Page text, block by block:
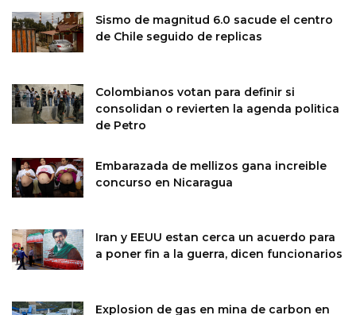
Sismo de magnitud 6.0 sacude el centro
de Chile seguido de replicas
Colombianos votan para definir si
consolidan o revierten la agenda politica
de Petro
Embarazada de mellizos gana increible
concurso en Nicaragua
Iran y EEUU estan cerca un acuerdo para
a poner fin a la guerra, dicen funcionarios
Explosion de gas en mina de carbon en